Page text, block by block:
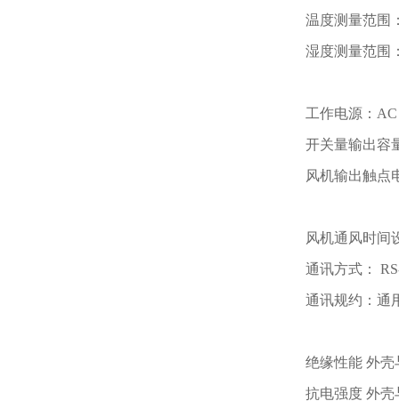
温度测量范围
湿度测量范围
工作电源：
开关量输出容
风机输出触点
风机通风时间
通讯方式：
通讯规约：通
绝缘性能 外
抗电强度 外壳